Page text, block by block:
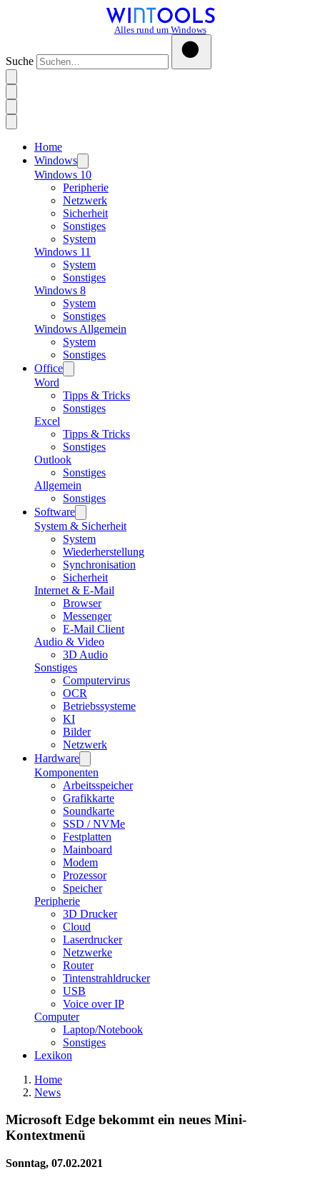
Alles rund um Windows
Suche
Home
Windows
Windows 10
Peripherie
Netzwerk
Sicherheit
Sonstiges
System
Windows 11
System
Sonstiges
Windows 8
System
Sonstiges
Windows Allgemein
System
Sonstiges
Office
Word
Tipps & Tricks
Sonstiges
Excel
Tipps & Tricks
Sonstiges
Outlook
Sonstiges
Allgemein
Sonstiges
Software
System & Sicherheit
System
Wiederherstellung
Synchronisation
Sicherheit
Internet & E-Mail
Browser
Messenger
E-Mail Client
Audio & Video
3D Audio
Sonstiges
Computervirus
OCR
Betriebssysteme
KI
Bilder
Netzwerk
Hardware
Komponenten
Arbeitsspeicher
Grafikkarte
Soundkarte
SSD / NVMe
Festplatten
Mainboard
Modem
Prozessor
Speicher
Peripherie
3D Drucker
Cloud
Laserdrucker
Netzwerke
Router
Tintenstrahldrucker
USB
Voice over IP
Computer
Laptop/Notebook
Sonstiges
Lexikon
Home
News
Microsoft Edge bekommt ein neues Mini-
Kontextmenü
Sonntag, 07.02.2021